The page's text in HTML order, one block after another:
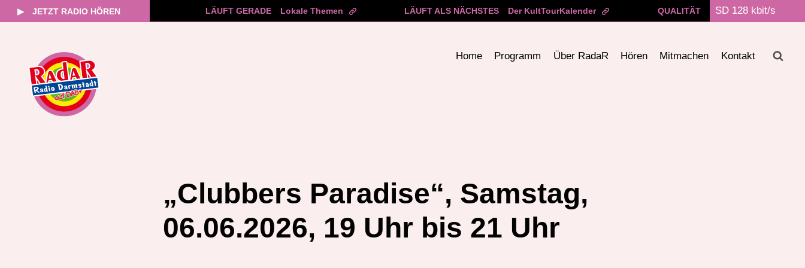
▶ JETZT RADIO HÖREN LÄUFT GERADE Lokale Themen LÄUFT ALS NÄCHSTES Der KultTourKalender QUALITÄT
Home Programm Über RadaR Hören Mitmachen Kontakt
„Clubbers Paradise“, Samstag,
06.06.2026, 19 Uhr bis 21 Uhr